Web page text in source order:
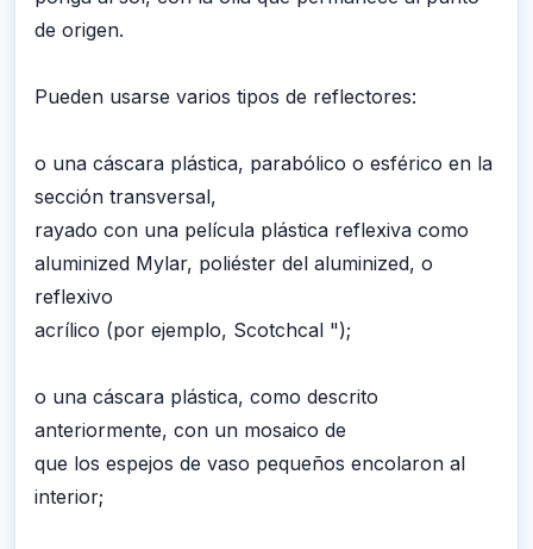
de origen.
Pueden usarse varios tipos de reflectores:
o una cáscara plástica, parabólico o esférico en la
sección transversal,
rayado con una película plástica reflexiva como
aluminized Mylar, poliéster del aluminized, o
reflexivo
acrílico (por ejemplo, Scotchcal ");
o una cáscara plástica, como descrito
anteriormente, con un mosaico de
que los espejos de vaso pequeños encolaron al
interior;